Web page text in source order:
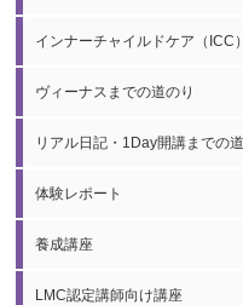
インナーチャイルドケア（ICC）
ヴィーナスまでの道のり
リアル日記・1Day開講までの
体験レポート
養成講座
LMC認定講師向け講座